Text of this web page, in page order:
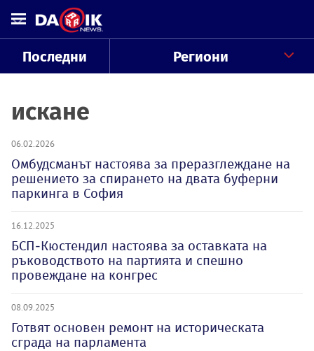
Последни Региони
искане
06.02.2026
Омбудсманът настоява за преразглеждане на
решението за спирането на двата буферни
паркинга в София
16.12.2025
БСП-Кюстендил настоява за оставката на
ръководството на партията и спешно
провеждане на конгрес
08.09.2025
Готвят основен ремонт на историческата
сграда на парламента